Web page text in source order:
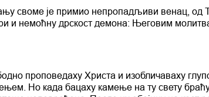
своме је примио непропадљиви венац, од
и немоћну дрскост демона: Његовим
проповедаху Христа и изобличаваху
Но када бацаху камење на ту свету